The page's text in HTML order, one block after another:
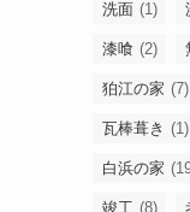
洗面 (1)
漆喰 (2)
狛江の家 (7)
瓦棒葺き (1)
白浜の家
竣工 (8)